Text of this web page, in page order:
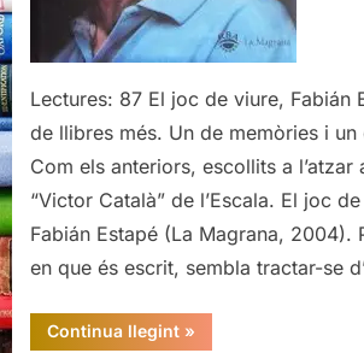
Lectures: 87 El joc de viure, Fabián
de llibres més. Un de memòries i un
Com els anteriors, escollits a l’atzar
“Victor Català” de l’Escala. El joc
Fabián Estapé (La Magrana, 2004).
en que és escrit, sembla tractar-se
Continua llegint“El
joc
»